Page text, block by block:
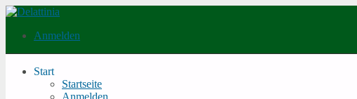
Direkt zum Inhalt
Delattinia
Anmelden
Main menu
Start
Startseite
Anmelden